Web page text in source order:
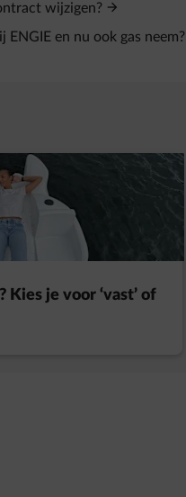
wijzigen?
en nu ook gas neem?
je voor ‘vast’ of